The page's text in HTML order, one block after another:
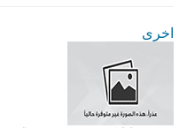
اخرى